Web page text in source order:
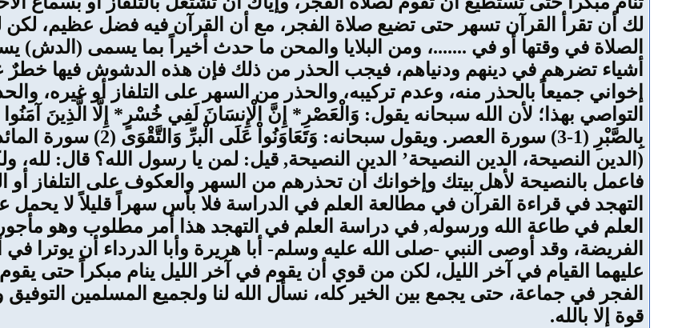
لك أن تقرأ القرآن تسهر حتى تضيع صلاة الفجر، مع أن القرآن فيه فضل عظيم،
الصلاة في وقتها أو في .......، ومن البلايا والمحن ما حدث أخيراً بما يسمى (الدش)
أشياء تضرهم في دينهم ودنياهم، فيجب الحذر من ذلك فإن هذه الدشوش فيها خطرٌ
إخواني جميعاً بالحذر منه، وعدم تركيبه، والحذر من السهر على التلفاز أو غيره،
التواصي بهذا؛ لأن الله سبحانه يقول: وَالْعَصْرِ* إِنَّ الْإِنسَانَ لَفِي خُسْرٍ* إِلَّا الَّذِينَ
بِالصَّبْرِ (1-3) سورة العصر.
(الدين النصيحة، الدين النصيحة’ الدين النصيحة, قيل: لمن يا رسول الله؟ قال: لله،
فاعمل بالنصيحة لأهل بيتك وإخوانك أن تحذرهم من السهر والعكوف على التلفاز أو
التهجد في قراءة القرآن في مطالعة العلم في الدراسة فلا بأس سهراً قليلاً لا
العلم في طاعة الله ورسوله, في دراسة العلم في التهجد هذا أمر مطلوب وهو
الفريضة، وقد أوصى النبي -صلى الله عليه وسلم- أبا هريرة وأبا الدرداء أن يوترا
عليهما القيام في آخر الليل، لكن من قوي أن يقوم في آخر الليل ينام مبكراً حتى
الفجر في جماعة، حتى يجمع بين الخير كله، نسأل الله لنا ولجميع المسلمين التوفيق
قوة إلا بالله.